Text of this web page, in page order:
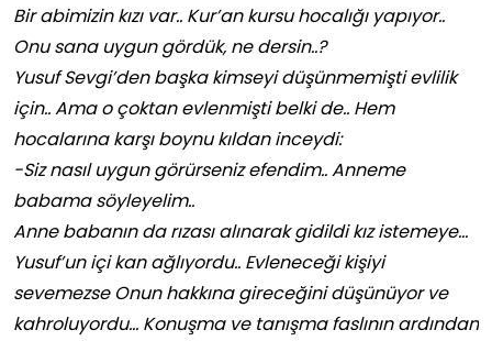
Bir abimizin kızı var.. Kur’an kursu hocalığı yapıyor..
Onu sana uygun gördük, ne dersin..?
Yusuf Sevgi’den başka kimseyi düşünmemişti evlilik
için.. Ama o çoktan evlenmişti belki de.. Hem
hocalarına karşı boynu kıldan inceydi:
-Siz nasıl uygun görürseniz efendim.. Anneme
babama söyleyelim..
Anne babanın da rızası alınarak gidildi kız istemeye…
Yusuf’un içi kan ağlıyordu.. Evleneceği kişiyi
sevemezse Onun hakkına gireceğini düşünüyor ve
kahroluyordu… Konuşma ve tanışma faslınınardından